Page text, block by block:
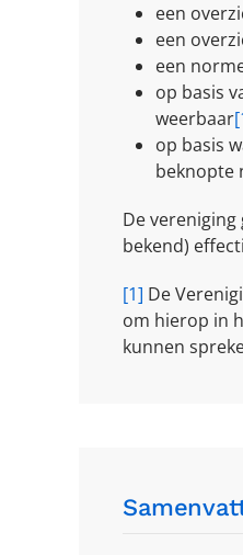
een
een
een
op basis
weerbaar
op basis
beknopte
De
bekend)
[1] De
om hierop in
kunnen